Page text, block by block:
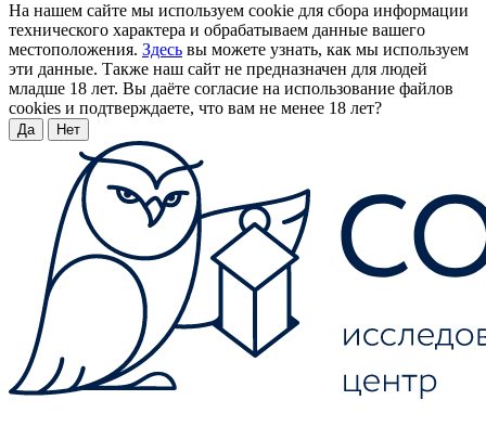
На нашем сайте мы используем cookie для сбора информации
технического характера и обрабатываем данные вашего
местоположения. Здесь вы можете узнать, как мы используем
эти данные. Также наш сайт не предназначен для людей
младше 18 лет. Вы даёте согласие на использование файлов
cookies и подтверждаете, что вам не менее 18 лет?
Да Нет